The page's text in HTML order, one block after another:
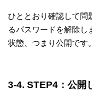
ひととおり確認して問
るパスワードを解除し
状態、つまり公開です。
3-4. STEP4：公開